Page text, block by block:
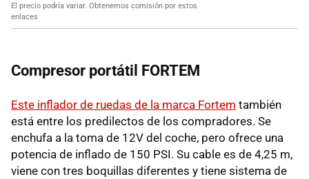
El precio podría variar. Obtenemos comisión por estos
enlaces
Compresor portátil FORTEM
Este inflador de ruedas de la marca Fortem también
está entre los predilectos de los compradores. Se
enchufa a la toma de 12V del coche, pero ofrece una
potencia de inflado de 150 PSI. Su cable es de 4,25 m,
viene con tres boquillas diferentes y tiene sistema de